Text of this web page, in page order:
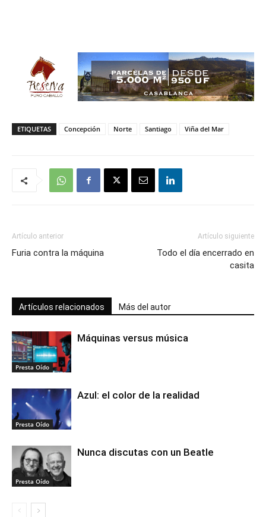
ETIQUETAS Concepción Norte Santiago Viña del Mar
Artículo anterior
Furia contra la máquina
Artículo siguiente
Todo el día encerrado en
casita
Artículos relacionados Más del autor
Presta Oído
Máquinas versus música
Presta Oído
Azul: el color de la realidad
Presta Oído
Nunca discutas con un Beatle